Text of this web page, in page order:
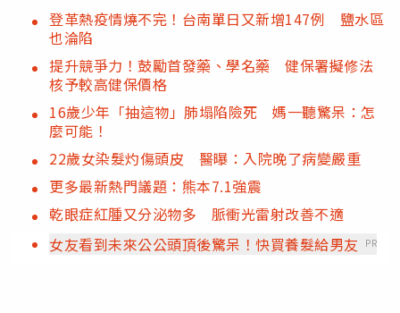
登革熱疫情燒不完！台南單日又新增147例 鹽水區
也淪陷
提升競爭力！鼓勵首發藥、學名藥 健保署擬修法
核予較高健保價格
16歲少年「抽這物」肺塌陷險死 媽一聽驚呆：怎
麼可能！
22歲女染髮灼傷頭皮 醫曝：入院晚了病變嚴重
更多最新熱門議題：熊本7.1強震
乾眼症紅腫又分泌物多 脈衝光雷射改善不適
女友看到未來公公頭頂後驚呆！快買養髮給男友
PR